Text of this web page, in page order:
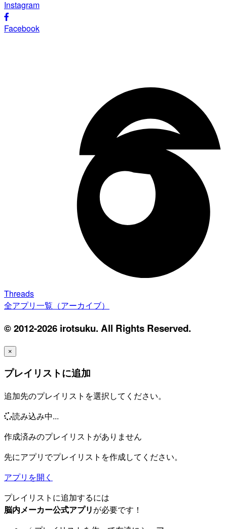
Instagram
Facebook
Threads
全アプリ一覧（アーカイブ）
© 2012-2026 irotsuku. All Rights Reserved.
×
プレイリストに追加
追加先のプレイリストを選択してください。
読み込み中...
作成済みのプレイリストがありません
先にアプリでプレイリストを作成してください。
アプリを開く
プレイリストに追加するには
脳内メーカー公式アプリが必要です！